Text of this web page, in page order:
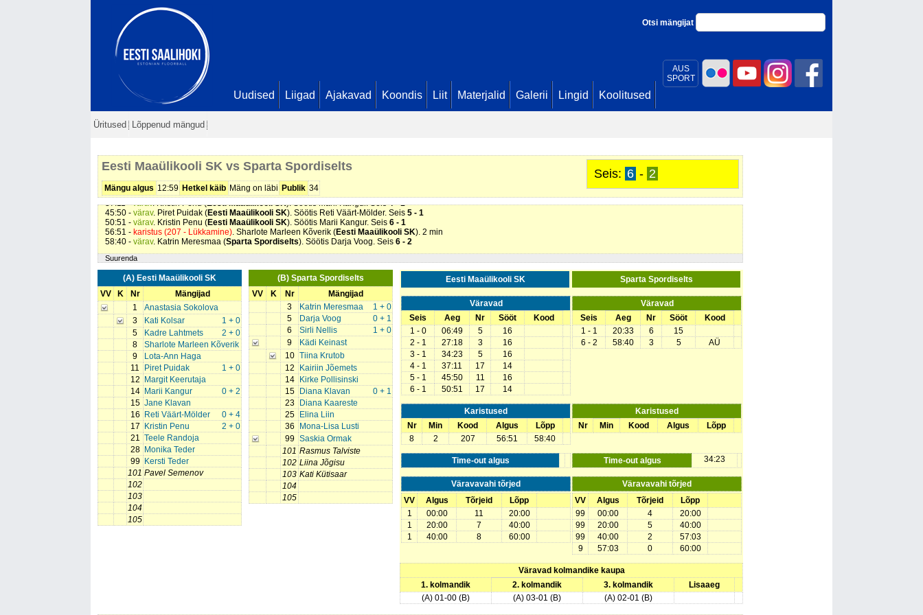
AUS
SPORT
Otsi mängijat
Uudised Liigad Ajakavad Koondis Liit Materjalid Galerii Lingid Koolitused
Üritused Lõppenud mängud
Seis: 6 - 2
Eesti Maaülikooli SK vs Sparta Spordiselts
Mängu algus 12:59 Hetkel käib Mäng on läbi Publik 34
06:49 - värav. Kadre Lahtmets (Eesti Maaülikooli SK). Söötis Reti Väärt-Mölder. Seis
Sparta Spordiselts ). Söötis Diana Klavan . Seis
27:18 -värav. Kati Kolsar (Eesti Maaülikooli SK). Söötis Reti Väärt-Mölder. Seis
34:23 -värav. Kadre Lahtmets (Eesti Maaülikooli SK). Söötis Reti Väärt-Mölder. Seis
37:11 -värav. Kristin Penu (Eesti Maaülikooli SK). Söötis Marii Kangur. Seis4 - 1
45:50 - värav. Piret Puidak (Eesti Maaülikooli SK). Söötis Reti Väärt-Mölder. Seis 5 - 1
50:51 - värav. Kristin Penu (Eesti Maaülikooli SK). Söötis Marii Kangur. Seis 6 - 1
56:51 - karistus (207 - Lükkamine). Sharlote Marleen Kõverik (Eesti Maaülikooli SK). 2 min
58:40 - värav. Katrin Meresmaa (Sparta Spordiselts). Söötis Darja Voog. Seis 6 - 2
Suurenda
(A) Eesti Maaülikooli SK
VV
K Nr
Mängijad
1
Anastasia Sokolova
3
1 + 0
Kati Kolsar
5
2 + 0
Kadre Lahtmets
8
Sharlote Marleen Kõverik
9
Lota-Ann Haga
11
1 + 0
Piret Puidak
12
Margit Keerutaja
14
0 + 2
Marii Kangur
15 Jane Klavan
16
0 + 4
Reti Väärt-Mölder
17
2 + 0
Kristin Penu
21 Teele Randoja
28
Monika Teder
99
Kersti Teder
101 Pavel Semenov
102
103
104
105
(B) Sparta Spordiselts
VV
K Nr
Mängijad
3
1 + 0
Katrin Meresmaa
5
0 + 1
Darja Voog
6
1 + 0
Sirli Nellis
9
Kädi Keinast
10 Tiina Krutob
12
Kairiin Jõemets
14
Kirke Pollisinski
15
0 + 1
Diana Klavan
23
Diana Kaareste
25
Elina Liin
36
Mona-Lisa Lusti
99 Saskia Ormak
101 Rasmus Talviste
102 Liina Jõgisu
103 Kati Kütisaar
104
105
Eesti Maaülikooli SK Sparta Spordiselts
Väravad
Seis
Aeg Nr Sööt
Kood
1 - 0
06:49 5
16
2 - 1
27:18 3
16
3 - 1
34:23 5
16
4 - 1
37:11 17
14
5 - 1
45:50 11
16
6 - 1
50:51 17 14
Väravad
Seis
Aeg Nr Sööt
Kood
1 - 1
20:33 6
15
6 - 2
58:40 3 5 AÜ
Karistused
Nr
Min Kood Algus
Lõpp
8
2 207 56:51 58:40
Karistused
Nr
Min Kood Algus Lõpp
Time-out algus Time-out algus 34:23
Väravavahi tõrjed
Väravavahi tõrjed
VV
Algus Tõrjeid
Lõpp
1
00:00 11
20:00
1
20:00 7
40:00
1
40:00 8 60:00
VV Algus Tõrjeid
Lõpp
99
00:00 4
20:00
99
20:00 5
40:00
99
40:00 2
57:03
9
57:03 0 60:00
Väravad kolmandike kaupa
1. kolmandik
2. kolmandik 3. kolmandik
Lisaaeg
(A) 01-00 (B)
(A) 03-01 (B) (A) 02-01 (B)